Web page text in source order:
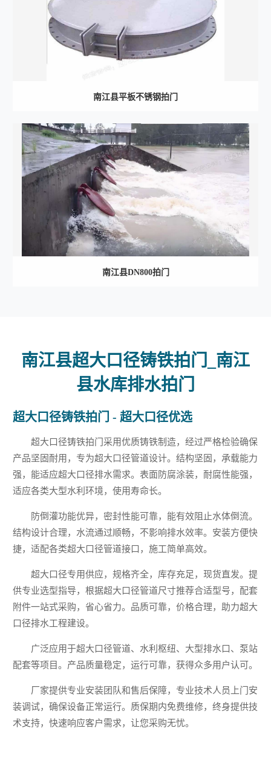
南江县平板不锈钢拍门
南江县DN800拍门
南江县超大口径铸铁拍门_南江
县水库排水拍门
超大口径铸铁拍门 - 超大口径优选
超大口径铸铁拍门采用优质铸铁制造，经过严格检验确保
产品坚固耐用，专为超大口径管道设计。结构坚固，承载能力
强，能适应超大口径排水需求。表面防腐涂装，耐腐性能强，
适应各类大型水利环境，使用寿命长。
防倒灌功能优异，密封性能可靠，能有效阻止水体倒流。
结构设计合理，水流通过顺畅，不影响排水效率。安装方便快
捷，适配各类超大口径管道接口，施工简单高效。
超大口径专用供应，规格齐全，库存充足，现货直发。提
供专业选型指导，根据超大口径管道尺寸推荐合适型号，配套
附件一站式采购，省心省力。品质可靠，价格合理，助力超大
口径排水工程建设。
广泛应用于超大口径管道、水利枢纽、大型排水口、泵站
配套等项目。产品质量稳定，运行可靠，获得众多用户认可。
厂家提供专业安装团队和售后保障，专业技术人员上门安
装调试，确保设备正常运行。质保期内免费维修，终身提供技
术支持，快速响应客户需求，让您采购无忧。